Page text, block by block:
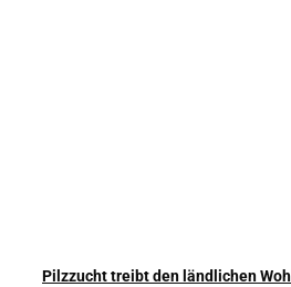
Pilzzucht treibt den ländlichen